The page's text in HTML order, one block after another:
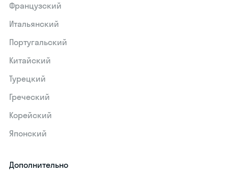
Французский
Итальянский
Португальский
Китайский
Турецкий
Греческий
Корейский
Японский
Дополнительно